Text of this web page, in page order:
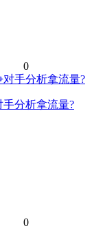
0
手分析拿流量?
0